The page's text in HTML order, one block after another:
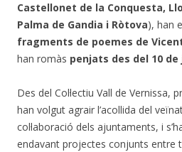
Castellonet de la Conquesta,
Palma de Gandia i Ròtova), han
fragments de poemes de
han romàs penjats des del 10 de
Des del Col·lectiu Vall de Vernissa,
han volgut agrair l’acollida del
col·laboració dels ajuntaments, i
endavant projectes conjunts entre